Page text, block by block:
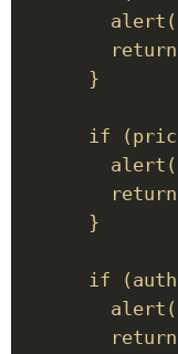
      }
if
      }
if